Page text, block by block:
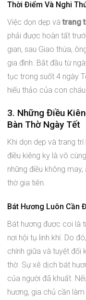
Thời Điểm Và Nghi
Việc dọn dẹp vàtrang
phải được hoàn tất
gian, sau Giao thừa,
gia đình. Bắt đầu từ
tục trong suốt 4 ngày
hiếu thảo của con
3. Những Điều
Bàn Thờ Ngày Tết
Khi dọn dẹp và trang
điều kiêng kỵ là vô
những điều không
thờ gia tiên.
Bát Hương Luôn Cần
Bát hương được coi là
nơi hội tụ linh khí. Do
chính giữa và tuyệt đối
thờ. Sự xê dịch bát
của người đã khuất.
hương, gia chủ cần